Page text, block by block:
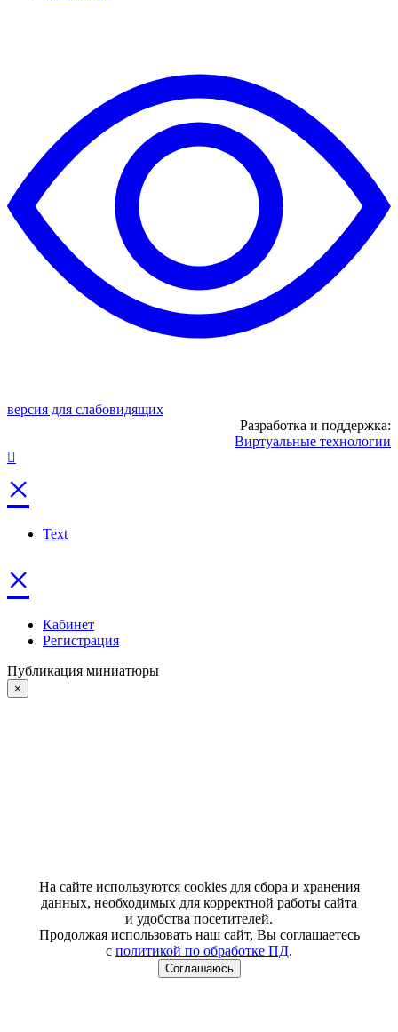
версия для слабовидящих
Разработка и поддержка:
Виртуальные технологии
×
Text
×
Кабинет
Регистрация
Публикация миниатюры
×
На сайте используются cookies для сбора и хранения
данных, необходимых для корректной работы сайта
и удобства посетителей.
Продолжая использовать наш сайт, Вы соглашаетесь
с политикой по обработке ПД.
Соглашаюсь